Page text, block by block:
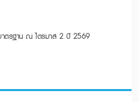
าตรฐาน ณ ไตรมาส 2 ปี 2569